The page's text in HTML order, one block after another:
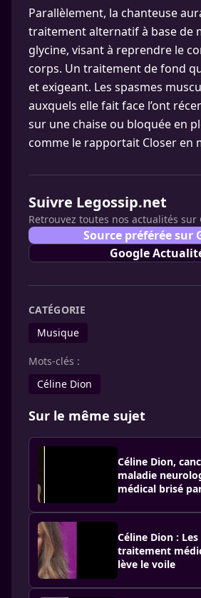
Parallèlement, la chanteuse
traitement alternatif à base de
glycine, visant à reprendre le
corps. Un traitement de fond
et exigeant. Les spasmes
auxquels elle fait face l’ont
sur une chaise ou bloquée en
comme le rapportait Closer en
Suivre Legossip.net
Retrouvez toutes nos actualités sur
Source préférée sur
Google
CATÉGORIE
Musique
Mots-clés :
Céline Dion
Sur le même sujet
Céline Dion,
maladie
médical brisé
Céline Dion :
traitement
lève le voile